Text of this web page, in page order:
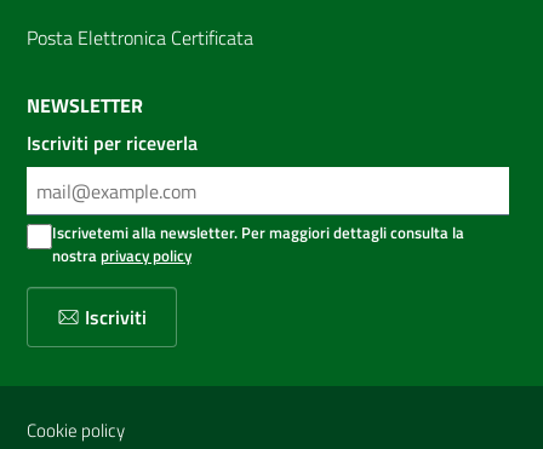
Posta Elettronica Certificata
NEWSLETTER
Iscriviti per riceverla
Iscrivetemi alla newsletter. Per maggiori dettagli consulta la
nostraprivacy policy
Iscriviti
Sezione Link Utili
Cookie policy